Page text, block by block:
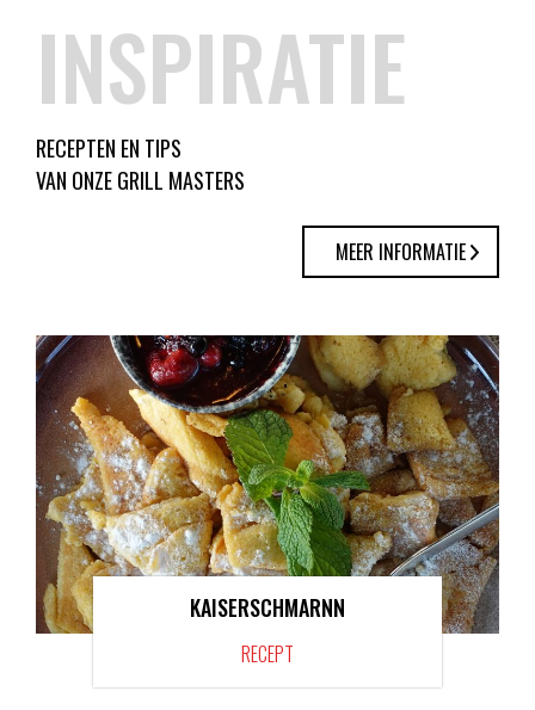
INSPIRATIE
RECEPTEN EN TIPS
VAN ONZE GRILL MASTERS
MEER INFORMATIE
KAISERSCHMARNN
RECEPT